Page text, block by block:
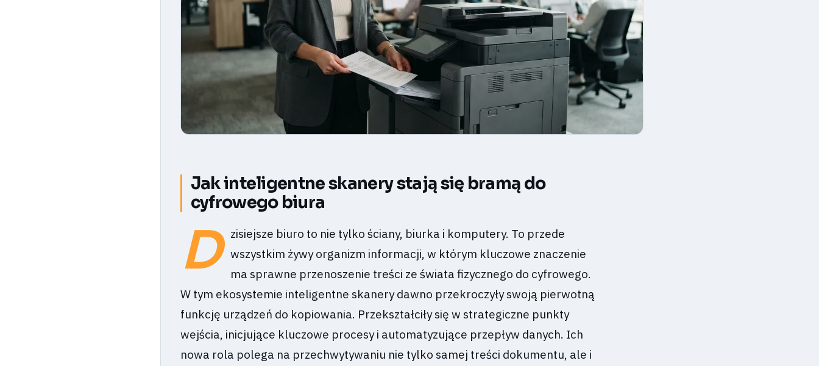
Jak inteligentne skanery stają się bramą do
cyfrowego biura
D
zisiejsze biuro to nie tylko ściany, biurka i komputery. To przede
wszystkim żywy organizm informacji, w którym kluczowe znaczenie
ma sprawne przenoszenie treści ze świata fizycznego do cyfrowego.
W tym ekosystemie inteligentne skanery dawno przekroczyły swoją pierwotną
funkcję urządzeń do kopiowania. Przekształciły się w strategiczne punkty
wejścia, inicjujące kluczowe procesy i automatyzujące przepływ danych. Ich
nowa rola polega na przechwytywaniu nie tylko samej treści dokumentu, ale i